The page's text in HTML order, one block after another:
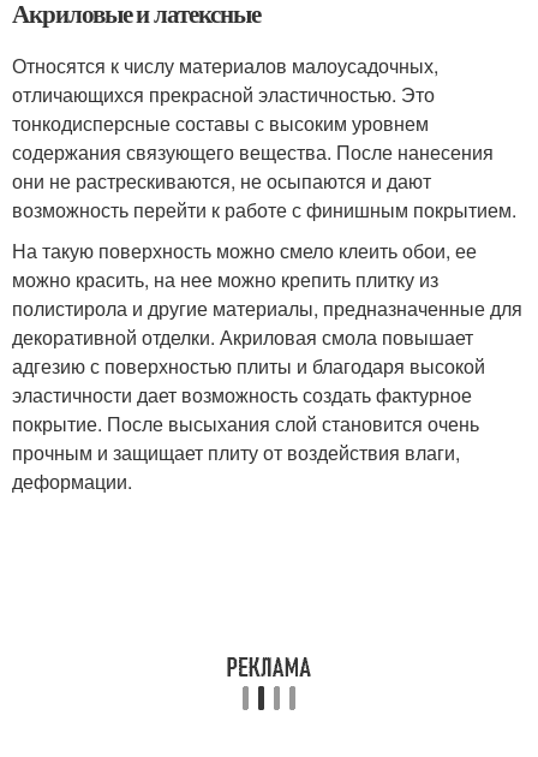
Акриловые и латексные
Относятся к числу материалов малоусадочных,
отличающихся прекрасной эластичностью. Это
тонкодисперсные составы с высоким уровнем
содержания связующего вещества. После нанесения
они не растрескиваются, не осыпаются и дают
возможность перейти к работе с финишным покрытием.
На такую поверхность можно смело клеить обои, ее
можно красить, на нее можно крепить плитку из
полистирола и другие материалы, предназначенные для
декоративной отделки. Акриловая смола повышает
адгезию с поверхностью плиты и благодаря высокой
эластичности дает возможность создать фактурное
покрытие. После высыхания слой становится очень
прочным и защищает плиту от воздействия влаги,
деформации.